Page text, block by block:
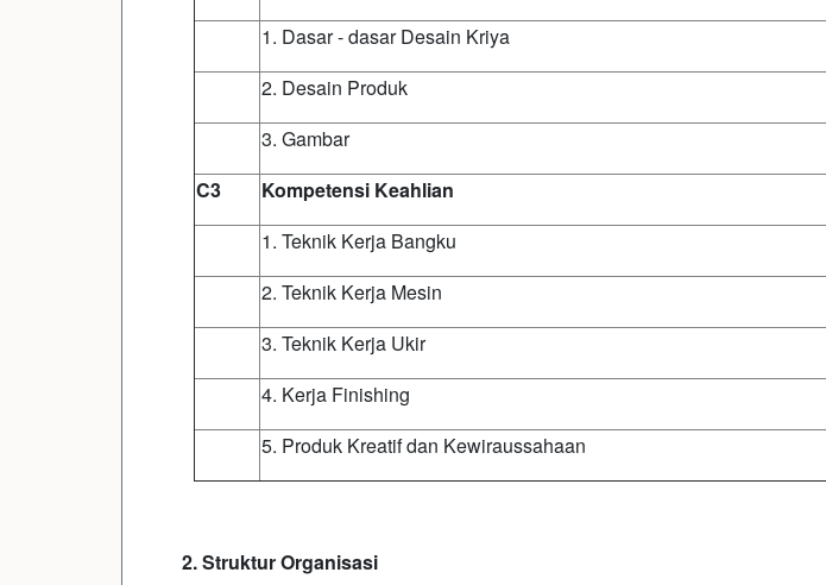
1. Dasar - dasar Desain Kriya
2. Desain Produk
3. Gambar
C3
Kompetensi Keahlian
1. Teknik Kerja Bangku
2. Teknik Kerja Mesin
3. Teknik Kerja Ukir
4. Kerja Finishing
5. Produk Kreatif dan Kewiraussahaan
2. Struktur Organisasi